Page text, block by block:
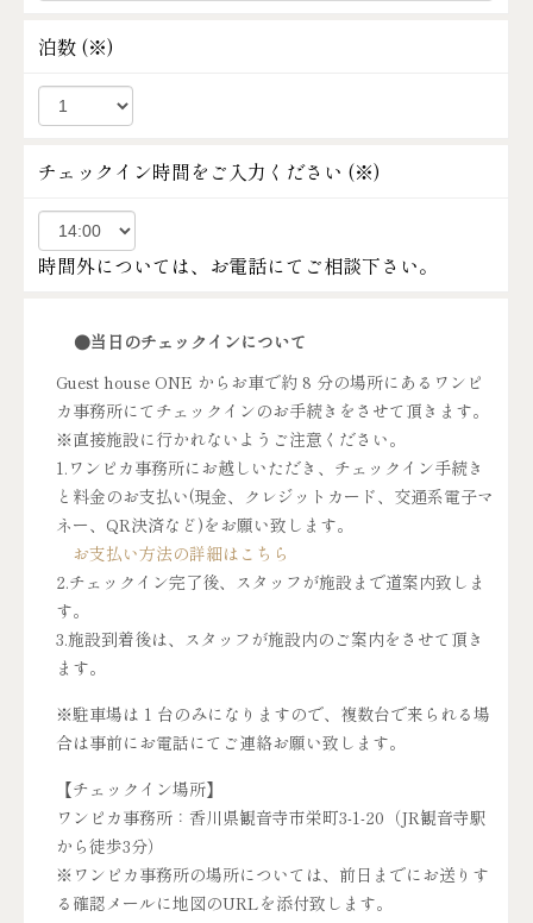
泊数 (※)
チェックイン時間をご入力ください (※)
時間外については、お電話にてご相談下さい。
●当日のチェックインについて
Guest house ONE からお車で約 8 分の場所にあるワンピ
カ事務所にてチェックインのお手続きをさせて頂きます。
※直接施設に行かれないようご注意ください。
1.ワンピカ事務所にお越しいただき、チェックイン手続き
と料金のお支払い(現金、クレジットカード、交通系電子マ
ネー、QR決済など)をお願い致します。
お支払い方法の詳細はこちら
2.チェックイン完了後、スタッフが施設まで道案内致しま
す。
3.施設到着後は、スタッフが施設内のご案内をさせて頂き
ます。
※駐車場は 1 台のみになりますので、複数台で来られる場
合は事前にお電話にてご連絡お願い致します。
【チェックイン場所】
ワンピカ事務所：香川県観音寺市栄町3-1-20（JR観音寺駅
から徒歩3分）
※ワンピカ事務所の場所については、前日までにお送りす
る確認メールに地図のURLを添付致します。